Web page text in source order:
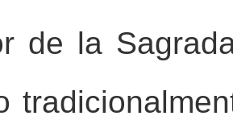
de la